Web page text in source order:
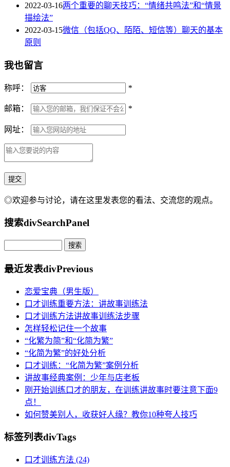
2022-03-16两个重要的聊天技巧：“情绪共鸣法”和“情景
描绘法”
2022-03-15微信（包括QQ、陌陌、短信等）聊天的基本
原则
我也留言
称呼： *
邮箱： *
网址：
◎欢迎参与讨论，请在这里发表您的看法、交流您的观点。
搜索divSearchPanel
最近发表divPrevious
恋爱宝典（男生版）
口才训练重要方法：讲故事训练法
口才训练方法讲故事训练法步骤
怎样轻松记住一个故事
“化繁为简”和“化简为繁”
“化简为繁”的好处分析
口才训练：“化简为繁”案例分析
讲故事经典案例：少年与店老板
刚开始训练口才的朋友，在训练讲故事时要注意下面9
点！
如何赞美别人，收获好人缘？教你10种夸人技巧
标签列表divTags
口才训练方法 (24)